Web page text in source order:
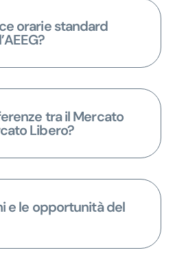
orarie standard
tra il Mercato
Libero?
e le opportunità del